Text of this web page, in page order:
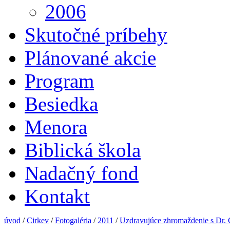
2006
Skutočné príbehy
Plánované akcie
Program
Besiedka
Menora
Biblická škola
Nadačný fond
Kontakt
úvod /Cirkev /Fotogaléria / 2011 /Uzdravujúce zhromaždenie s Dr.